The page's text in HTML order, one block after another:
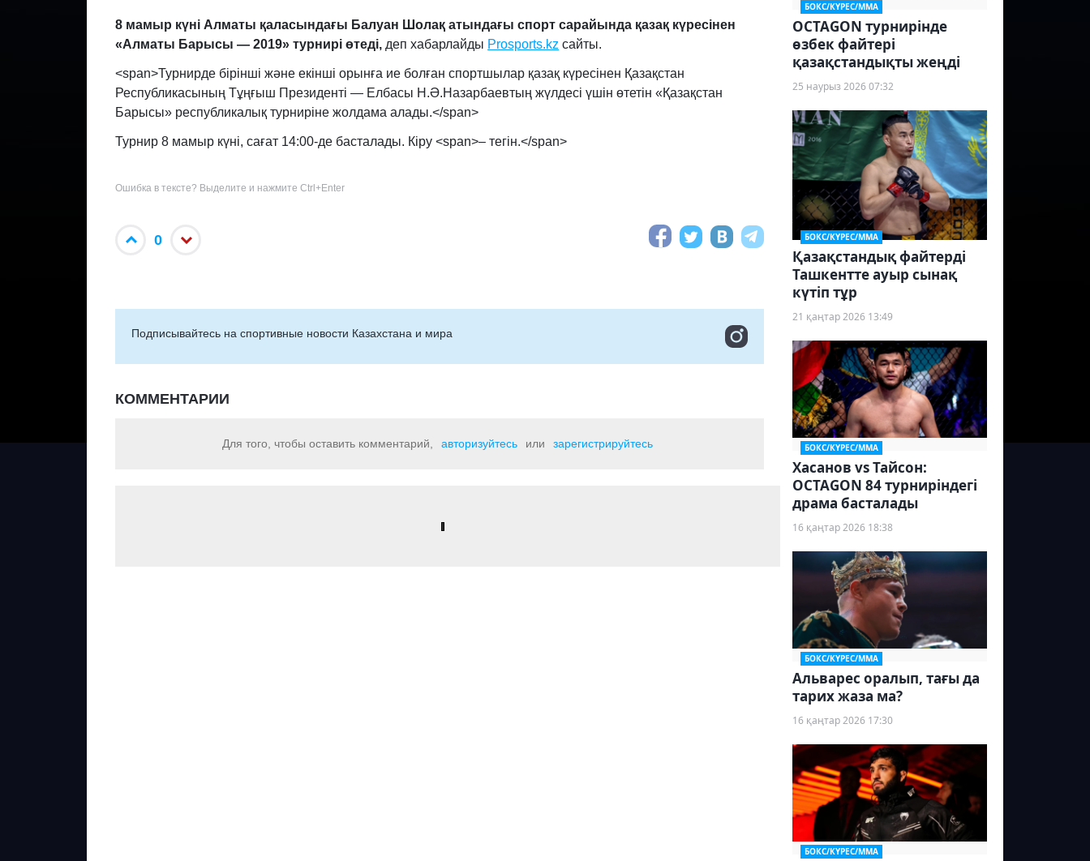
8 мамыр күні Алматы қаласындағы Балуан Шолақ атындағы спорт сарайында қазақ күресінен
«Алматы Барысы — 2019» турнирі өтеді, деп хабарлайды Prosports.kz сайты.
<span>Турнирде бірінші және екінші орынға ие болған спортшылар қазақ күресінен Қазақстан
Республикасының Тұңғыш Президенті — Елбасы Н.Ә.Назарбаевтың жүлдесі үшін өтетін «Қазақстан
Барысы» республикалық турниріне жолдама алады.</span>
Турнир 8 мамыр күні, сағат 14:00-де басталады. Кіру <span>– тегін.</span>
Ошибка в тексте? Выделите и нажмите Ctrl+Enter
0
Подписывайтесь на cпортивные новости Казахстана и мира
КОММЕНТАРИИ
Для того, чтобы оставить комментарий, авторизуйтесь или зарегистрируйтесь
БОКС/КҮРЕС/ММА
OCTAGON турнирінде
өзбек файтері
қазақстандықты жеңді
25 наурыз 2026 07:32
БОКС/КҮРЕС/ММА
Қазақстандық файтерді
Ташкентте ауыр сынақ
күтіп тұр
21 қаңтар 2026 13:49
БОКС/КҮРЕС/ММА
Хасанов vs Тайсон:
OCTAGON 84 турниріндегі
драма басталады
16 қаңтар 2026 18:38
БОКС/КҮРЕС/ММА
Альварес оралып, тағы да
тарих жаза ма?
16 қаңтар 2026 17:30
БОКС/КҮРЕС/ММА